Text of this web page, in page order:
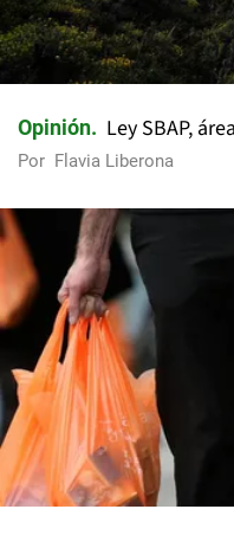
Opinión Ley SBAP,
Por Flavia Liberona